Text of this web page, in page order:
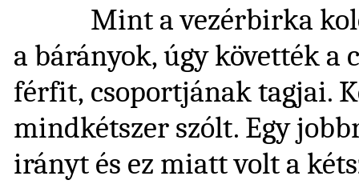
Mint a vezérbirka
a bárányok, úgy követték a
férfit, csoportjának tagjai.
mindkétszer szólt. Egy
irányt és ez miatt volt a